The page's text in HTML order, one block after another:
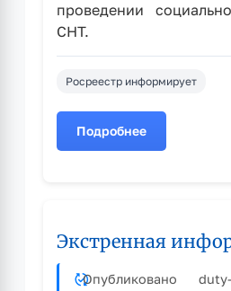
проведении
СНТ.
Росреестр информирует
Подробнее
о
законопроект,
механизм
Экстренная
Опубликовано duty-